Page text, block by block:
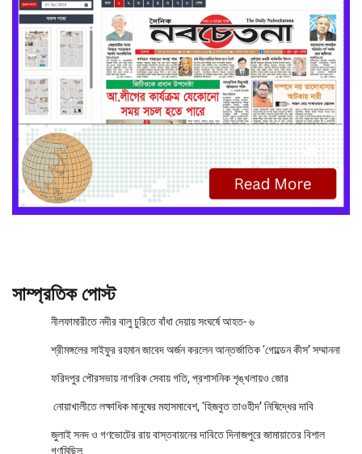
সাম্প্রতিক পোস্ট
নীলফামারীতে নদীর বালু চুরিতে বাঁধা দেয়ায় সংঘর্ষে আহত- ৬
শ্রীমঙ্গলের সাইফুর রহমান জাবেদ অর্জন করলেন আন্তর্জাতিক ‘গোল্ডেন কীস’ সম্মাননা
ফরিদপুর পৌরসভায় নাগরিক সেবায় গতি, প্রশাসনিক শৃঙ্খলায়ও জোর
নোয়াখালীতে লক্ষাধিক মানুষের মহাসমাবেশ, ‘হিজবুত তাওহীদ’ নিষিদ্ধের দাবি
জুলাই সনদ ও গণভোটের রায় বাস্তবায়নের দাবিতে দিনাজপুরে জামায়াতের বিশাল
গণমিছিল